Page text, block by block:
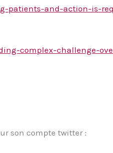
and-action-is-
complex-challenge-
son compte twitter :